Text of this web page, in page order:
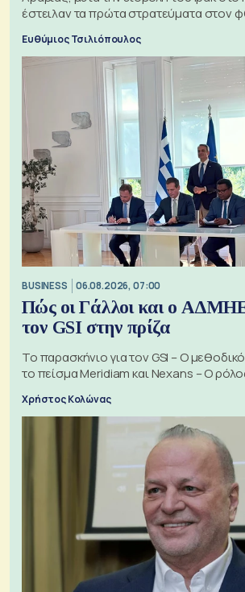
έστειλαν τα πρώτα στρατεύματα στον
Ευθύμιος Τσιλιόπουλος
BUSINESS 06.08.2026, 07:00
Πώς οι Γάλλοι και ο
τον GSI στην πρίζα
Το παρασκήνιο για τον GSI – Ο
το πείσμα Meridiam και Nexans – Ο
Χρήστος Κολώνας